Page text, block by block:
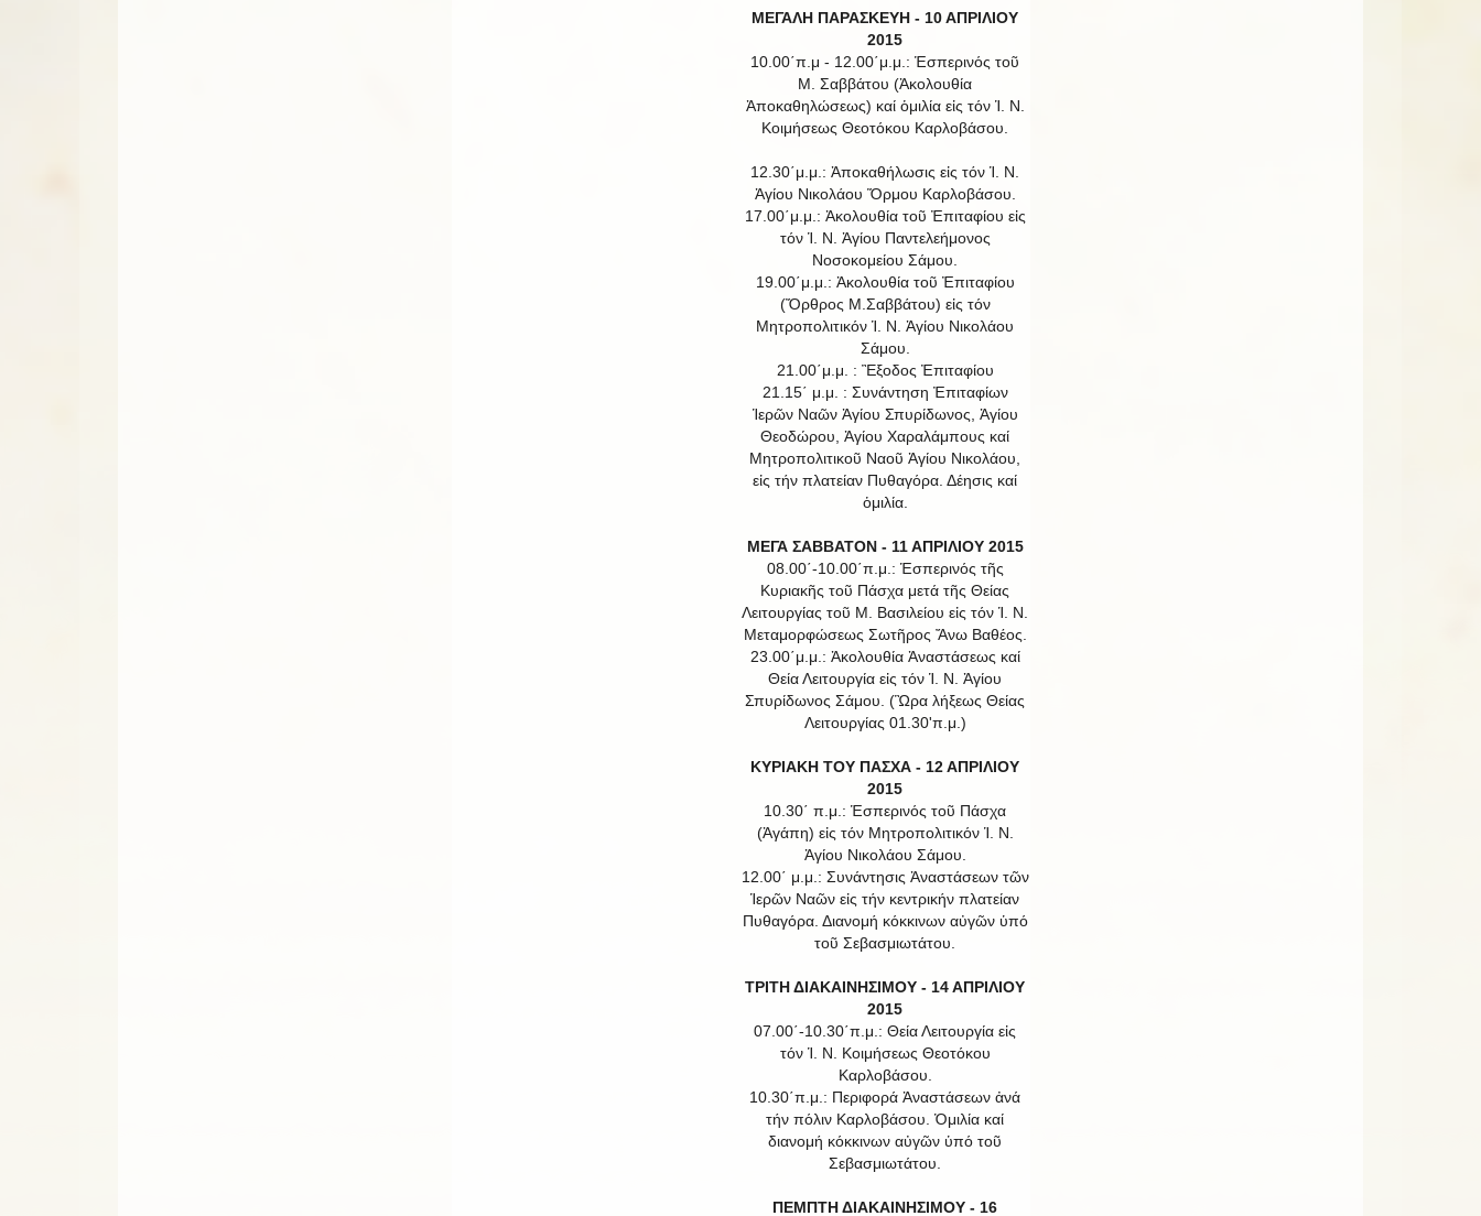
ΜΕΓΑΛΗ ΠΑΡΑΣΚΕΥΗ - 10 ΑΠΡΙΛΙΟΥ
2015
10.00΄π.μ - 12.00΄μ.μ.: Ἑσπερινός τοῦ
Μ. Σαββάτου (Ἀκολουθία
Ἀποκαθηλώσεως) καί ὁμιλία εἰς τόν Ἱ. Ν.
Κοιμήσεως Θεοτόκου Καρλοβάσου.
12.30΄μ.μ.: Ἀποκαθήλωσις εἰς τόν Ἱ. Ν.
Ἁγίου Νικολάου Ὅρμου Καρλοβάσου.
17.00΄μ.μ.: Ἀκολουθία τοῦ Ἐπιταφίου εἰς
τόν Ἱ. Ν. Ἁγίου Παντελεήμονος
Νοσοκομείου Σάμου.
19.00΄μ.μ.: Ἀκολουθία τοῦ Ἐπιταφίου
(Ὄρθρος Μ.Σαββάτου) εἰς τόν
Μητροπολιτικόν Ἱ. Ν. Ἁγίου Νικολάου
Σάμου.
21.00΄μ.μ. : Ἒξοδος Ἐπιταφίου
21.15΄ μ.μ. : Συνάντηση Ἐπιταφίων
Ἱερῶν Ναῶν Ἀγίου Σπυρίδωνος, Ἁγίου
Θεοδώρου, Ἁγίου Χαραλάμπους καί
Μητροπολιτικοῦ Ναοῦ Ἁγίου Νικολάου,
εἰς τήν πλατείαν Πυθαγόρα. Δέησις καί
ὁμιλία.
ΜΕΓΑ ΣΑΒΒΑΤΟΝ - 11 ΑΠΡΙΛΙΟΥ 2015
08.00΄-10.00΄π.μ.: Ἑσπερινός τῆς
Κυριακῆς τοῦ Πάσχα μετά τῆς Θείας
Λειτουργίας τοῦ Μ. Βασιλείου εἰς τόν Ἱ. Ν.
Μεταμορφώσεως Σωτῆρος Ἄνω Βαθέος.
23.00΄μ.μ.: Ἀκολουθία Ἀναστάσεως καί
Θεία Λειτουργία εἰς τόν Ἱ. Ν. Ἁγίου
Σπυρίδωνος Σάμου. (Ὣρα λήξεως Θείας
Λειτουργίας 01.30'π.μ.)
ΚΥΡΙΑΚΗ ΤΟΥ ΠΑΣΧΑ - 12 ΑΠΡΙΛΙΟΥ
2015
10.30΄ π.μ.: Ἑσπερινός τοῦ Πάσχα
(Ἀγάπη) εἰς τόν Μητροπολιτικόν Ἱ. Ν.
Ἁγίου Νικολάου Σάμου.
12.00΄ μ.μ.: Συνάντησις Ἀναστάσεων τῶν
Ἱερῶν Ναῶν εἰς τήν κεντρικήν πλατείαν
Πυθαγόρα. Διανομή κόκκινων αὐγῶν ὑπό
τοῦ Σεβασμιωτάτου.
ΤΡΙΤΗ ΔΙΑΚΑΙΝΗΣΙΜΟΥ - 14 ΑΠΡΙΛΙΟΥ
2015
07.00΄-10.30΄π.μ.: Θεία Λειτουργία εἰς
τόν Ἱ. Ν. Κοιμήσεως Θεοτόκου
Καρλοβάσου.
10.30΄π.μ.: Περιφορά Ἀναστάσεων ἀνά
τήν πόλιν Καρλοβάσου. Ὁμιλία καί
διανομή κόκκινων αὐγῶν ὑπό τοῦ
Σεβασμιωτάτου.
ΠΕΜΠΤΗ ΔΙΑΚΑΙΝΗΣΙΜΟΥ - 16